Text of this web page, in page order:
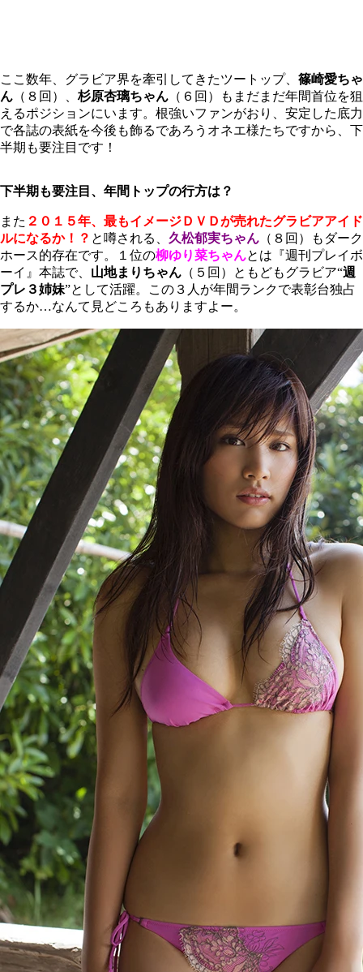
ここ数年、グラビア界を牽引してきたツートップ、 篠崎愛ちゃ
ん （８回）、 杉原杏璃ちゃん （６回）もまだまだ年間首位を狙
えるポジションにいます。根強いファンがおり、安定した底力
で各誌の表紙を今後も飾るであろうオネエ様たちですから、下
半期も要注目です！
下半期も要注目、年間トップの行方は？
また ２０１５年、最もイメージＤＶＤが売れたグラビアアイド
ルになるか！？ と噂される、 久松郁実ちゃん （８回）もダーク
ホース的存在です。１位の柳ゆり菜ちゃんとは『週刊プレイボ
ーイ』本誌で、 山地まりちゃん （５回）ともどもグラビア“週
プレ３姉妹”として活躍。この３人が年間ランクで表彰台独占
するか…なんて見どころもありますよー。